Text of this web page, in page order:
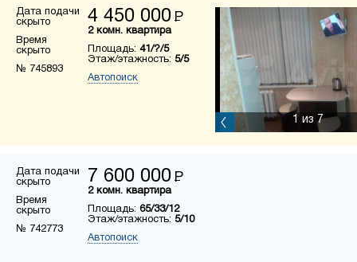
Дата подачи
скрыто
Время
скрыто
№ 745893
4 450 000 Р
2 комн. квартира
Площадь: 41/?/5
Этаж/этажность: 5/5
Автопоиск
1 из 7
Дата подачи
скрыто
Время
скрыто
№ 742773
7 600 000 Р
2 комн. квартира
Площадь: 65/33/12
Этаж/этажность: 5/10
Автопоиск